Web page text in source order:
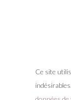
Ce site
indésirables.